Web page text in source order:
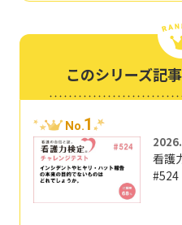
このシリーズ記
No.1
看護
#524